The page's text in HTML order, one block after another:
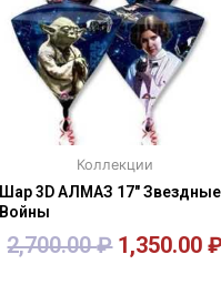
Коллекции
Шар 3D АЛМАЗ 17″ Звездные
Войны
2,700.00₽ 1,350.00